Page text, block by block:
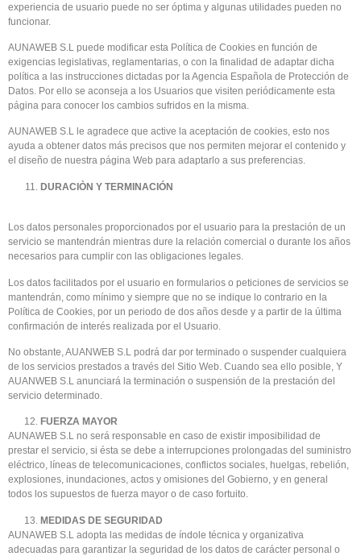
experiencia de usuario puede no ser óptima y algunas utilidades pueden no
funcionar.
AUNAWEB S.L puede modificar esta Política de Cookies en función de
exigencias legislativas, reglamentarias, o con la finalidad de adaptar dicha
política a las instrucciones dictadas por la Agencia Española de Protección de
Datos. Por ello se aconseja a los Usuarios que visiten periódicamente esta
página para conocer los cambios sufridos en la misma.
AUNAWEB S.L le agradece que active la aceptación de cookies, esto nos
ayuda a obtener datos más precisos que nos permiten mejorar el contenido y
el diseño de nuestra página Web para adaptarlo a sus preferencias.
DURACIÒN Y TERMINACIÓN
Los datos personales proporcionados por el usuario para la prestación de un
servicio se mantendrán mientras dure la relación comercial o durante los años
necesarios para cumplir con las obligaciones legales.
Los datos facilitados por el usuario en formularios o peticiones de servicios se
mantendrán, como mínimo y siempre que no se indique lo contrario en la
Política de Cookies, por un periodo de dos años desde y a partir de la última
confirmación de interés realizada por el Usuario.
No obstante, AUANWEB S.L podrá dar por terminado o suspender cualquiera
de los servicios prestados a través del Sitio Web. Cuando sea ello posible, Y
AUANWEB S.L anunciará la terminación o suspensión de la prestación del
servicio determinado.
FUERZA MAYOR
AUNAWEB S.L no será responsable en caso de existir imposibilidad de
prestar el servicio, si ésta se debe a interrupciones prolongadas del suministro
eléctrico, líneas de telecomunicaciones, conflictos sociales, huelgas, rebelión,
explosiones, inundaciones, actos y omisiones del Gobierno, y en general
todos los supuestos de fuerza mayor o de caso fortuito.
MEDIDAS DE SEGURIDAD
AUNAWEB S.L adopta las medidas de índole técnica y organizativa
adecuadas para garantizar la seguridad de los datos de carácter personal o